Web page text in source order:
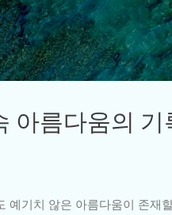
기본 콘텐츠로 건너
름다움의 기
기치 않은 아름다움이 존재